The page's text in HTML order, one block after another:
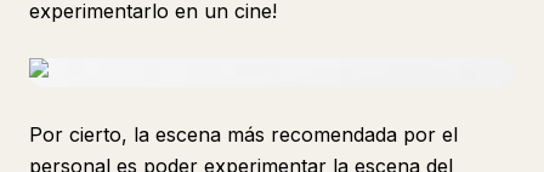
experimentarlo en un cine!
Por cierto, la escena más recomendada por el
personal es poder experimentar la escena del